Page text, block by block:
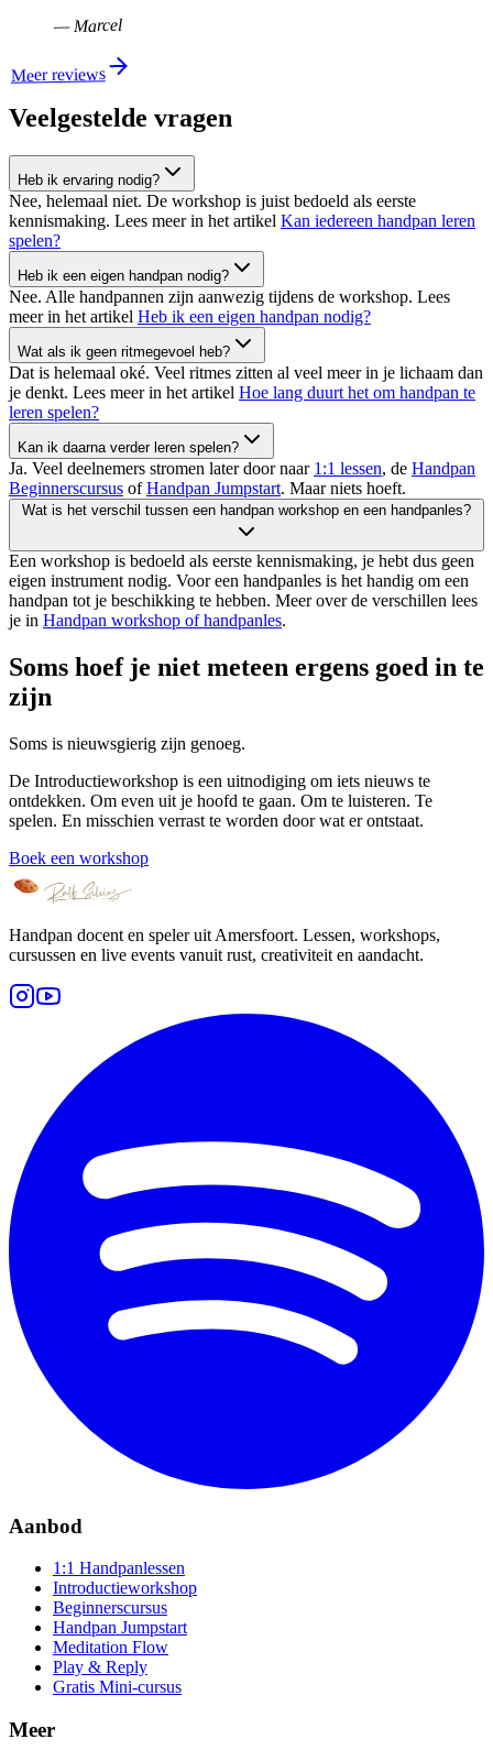
—Marcel
Meer reviews
Veelgestelde vragen
Heb ik ervaring nodig?
Nee, helemaal niet. De workshop is juist bedoeld als eerste
kennismaking. Lees meer in het artikel Kan iedereen handpan leren
spelen?
Heb ik een eigen handpan nodig?
Nee. Alle handpannen zijn aanwezig tijdens de workshop. Lees
meer in het artikel Heb ik een eigen handpan nodig?
Wat als ik geen ritmegevoel heb?
Dat is helemaal oké. Veel ritmes zitten al veel meer in je lichaam dan
je denkt. Lees meer in het artikel Hoe lang duurt het om handpan te
leren spelen?
Kan ik daarna verder leren spelen?
Ja. Veel deelnemers stromen later door naar 1:1 lessen, de Handpan
Beginnerscursus ofHandpan Jumpstart. Maar niets hoeft.
Wat is het verschil tussen een handpan workshop en een handpanles?
Een workshop is bedoeld als eerste kennismaking, je hebt dus geen
eigen instrument nodig. Voor een handpanles is het handig om een
handpan tot je beschikking te hebben. Meer over de verschillen lees
je in Handpan workshop of handpanles.
Soms hoef je niet meteen ergens goed in te
zijn
Soms is nieuwsgierig zijn genoeg.
De Introductieworkshop is een uitnodiging om iets nieuws te
ontdekken. Om even uit je hoofd te gaan. Om te luisteren. Te
spelen. En misschien verrast te worden door wat er ontstaat.
Boek een workshop
Handpan docent en speler uit Amersfoort. Lessen, workshops,
cursussen en live events vanuit rust, creativiteit en aandacht.
Aanbod
1:1 Handpanlessen
Introductieworkshop
Beginnerscursus
Handpan Jumpstart
Meditation Flow
Play & Reply
Gratis Mini-cursus
Meer